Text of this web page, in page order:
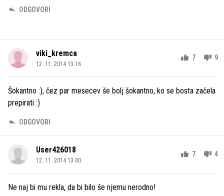
ODGOVORI
viki_kremca
12. 11. 2014 13.16
7 9
Šokantno :), čez par mesecev še bolj šokantno, ko se bosta začela
prepirati :)
ODGOVORI
User426018
12. 11. 2014 13.00
7 4
Ne naj bi mu rekla, da bi bilo še njemu nerodno!